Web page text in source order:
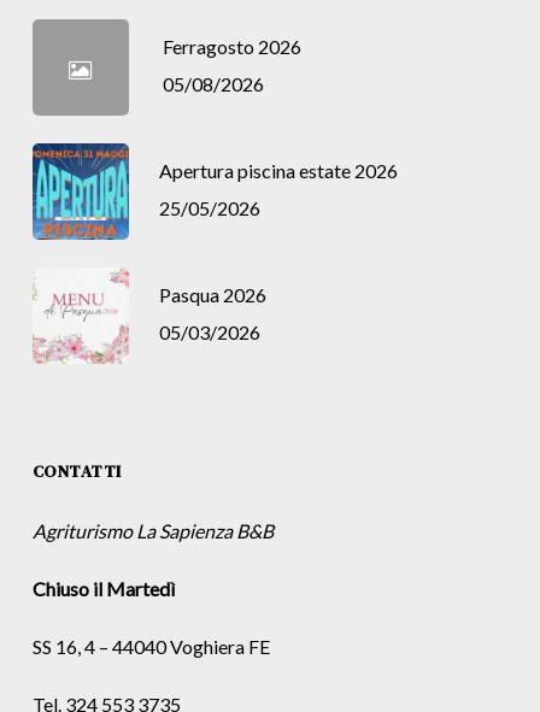
Ferragosto 2026
05/08/2026
Apertura piscina estate 2026
25/05/2026
Pasqua 2026
05/03/2026
CONTATTI
Agriturismo La Sapienza B&B
Chiuso il Martedì
SS 16, 4 – 44040 Voghiera FE
Tel. 324 553 3735